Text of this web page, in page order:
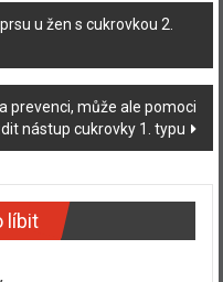
u žen s cukrovkou 2.
prevenci, může ale pomoci
nástup cukrovky 1. typu
líbit